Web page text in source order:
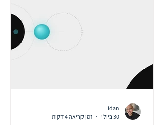
idan
30 ביולי
זמן קריאה 4 דקות